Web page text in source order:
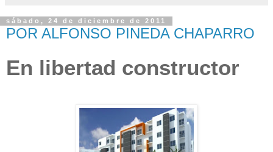
sábado, 24 de diciembre de 2011
POR ALFONSO PINEDA CHAPARRO
En libertad constructor